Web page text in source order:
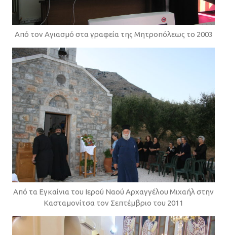
Από τον Αγιασμό στα γραφεία της Μητροπόλεως το 2003
Από τα Εγκαίνια του Ιερού Ναού Αρχαγγέλου Μιχαήλ στην
Κασταμονίτσα τον Σεπτέμβριο του 2011